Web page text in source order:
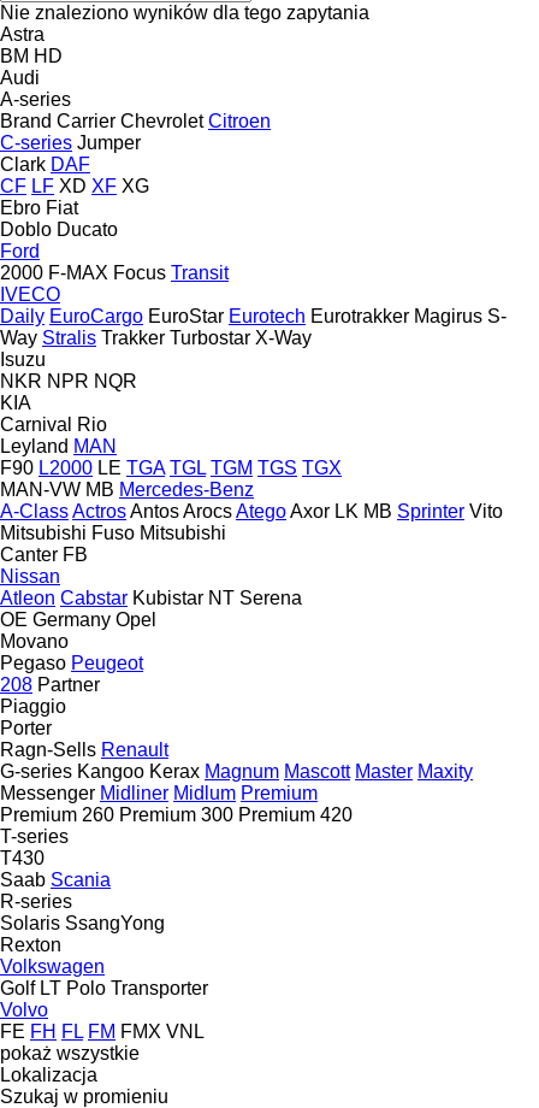
Nie znaleziono wyników dla tego zapytania
Astra
BM HD
Audi
A-series
Brand Carrier Chevrolet Citroen
C-series Jumper
Clark DAF
CF LF XD XF XG
Ebro Fiat
Doblo Ducato
Ford
2000 F-MAX Focus Transit
IVECO
Daily EuroCargo EuroStar Eurotech Eurotrakker Magirus S-
Way Stralis Trakker Turbostar X-Way
Isuzu
NKR NPR NQR
KIA
Carnival
Rio
Leyland MAN
F90 L2000 LE TGA TGL TGM TGS TGX
MAN-VW MB Mercedes-Benz
A-ClassActrosAntosArocsAtegoAxor LK MB Sprinter Vito
Mitsubishi Fuso Mitsubishi
Canter FB
Nissan
Atleon Cabstar Kubistar NT Serena
OE Germany Opel
Movano
Pegaso Peugeot
208 Partner
Piaggio
Porter
Ragn-Sells Renault
G-series Kangoo Kerax Magnum Mascott Master Maxity
Messenger Midliner Midlum Premium
Premium 260 Premium 300 Premium 420
T-series
T430
Saab Scania
R-series
Solaris SsangYong
Rexton
Volkswagen
Golf LT Polo Transporter
Volvo
FE FH FL FM FMX VNL
pokaż wszystkie
Lokalizacja
Szukaj w promieniu